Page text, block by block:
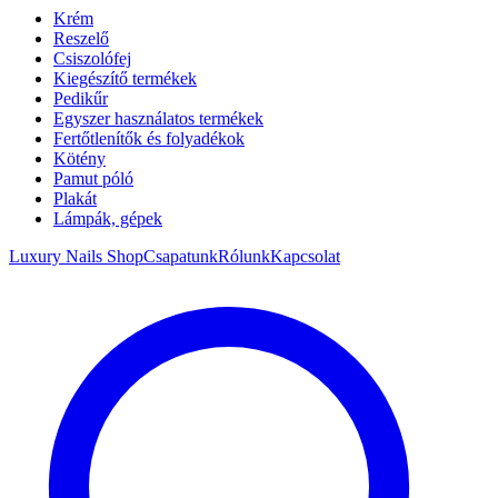
Krém
Reszelő
Csiszolófej
Kiegészítő termékek
Pedikűr
Egyszer használatos termékek
Fertőtlenítők és folyadékok
Kötény
Pamut póló
Plakát
Lámpák, gépek
Luxury Nails ShopCsapatunkRólunkKapcsolat